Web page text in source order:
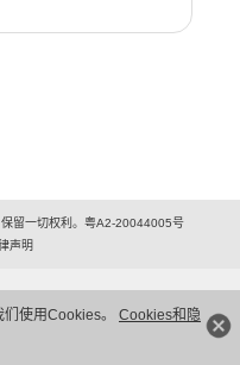
使用Cookies。 Cookies和隐
留一切权利。粤A2-20044005号
声明